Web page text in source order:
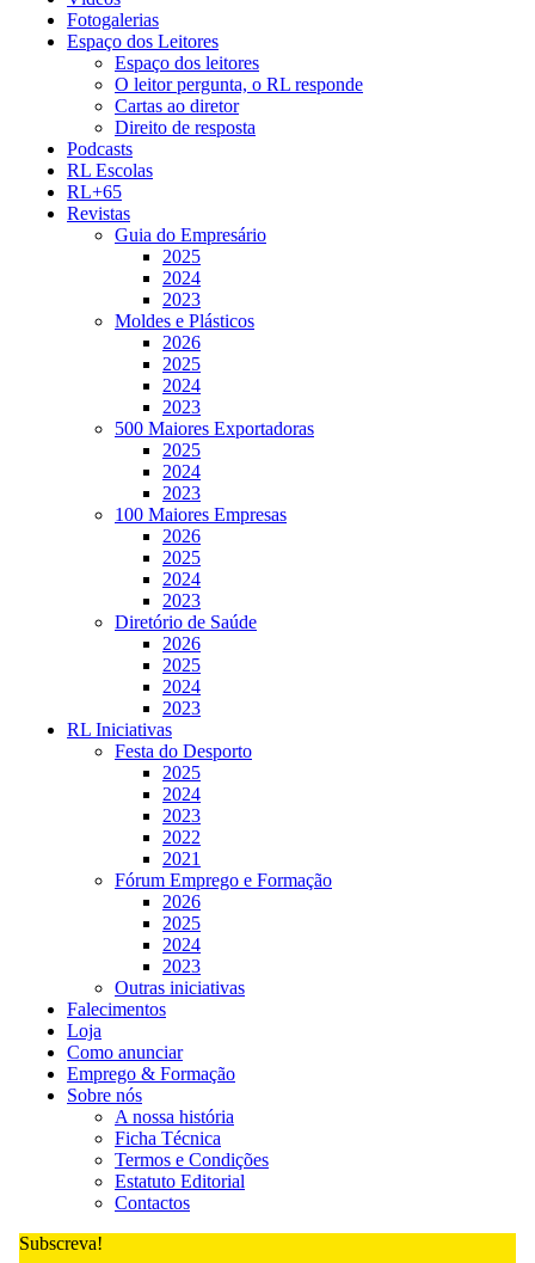
Fotogalerias
Espaço dos Leitores
Espaço dos leitores
O leitor pergunta, o RL responde
Cartas ao diretor
Direito de resposta
Podcasts
RL Escolas
RL+65
Revistas
Guia do Empresário
2025
2024
2023
Moldes e Plásticos
2026
2025
2024
2023
500 Maiores Exportadoras
2025
2024
2023
100 Maiores Empresas
2026
2025
2024
2023
Diretório de Saúde
2026
2025
2024
2023
RL Iniciativas
Festa do Desporto
2025
2024
2023
2022
2021
Fórum Emprego e Formação
2026
2025
2024
2023
Outras iniciativas
Falecimentos
Loja
Como anunciar
Emprego & Formação
Sobre nós
A nossa história
Ficha Técnica
Termos e Condições
Estatuto Editorial
Contactos
Subscreva!